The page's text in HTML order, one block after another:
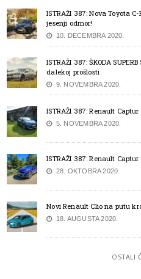
ISTRAŽI 387: Nova Toyota
jesenji odmor!
10. DECEMBRA 2020.
ISTRAŽI 387: ŠKODA
dalekoj prošlosti
9. NOVEMBRA 2020.
ISTRAŽI 387: Renault
5. NOVEMBRA 2020.
ISTRAŽI 387: Renault
28. OKTOBRA 2020.
Novi Renault Clio na putu
18. AUGUSTA 2020.
OSTALI